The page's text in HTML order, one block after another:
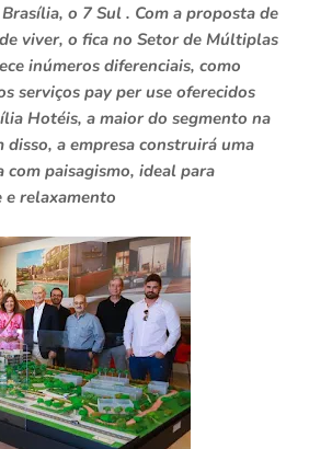
o 7 Sul . Com a proposta de
viver, o fica no Setor de Múltiplas
inúmeros diferenciais, como
serviços pay per use oferecidos
Hotéis, a maior do segmento na
disso, a empresa construirá uma
com paisagismo, ideal para
relaxamento